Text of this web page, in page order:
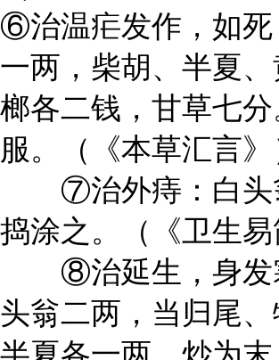
⑥治温疟发作，如死
一两，柴胡、半夏
榔各二钱，甘草七
服。（《本草汇言》
⑦治外痔：白头
捣涂之。（《卫生易
⑧治延生，身发
头翁二两，当归尾、